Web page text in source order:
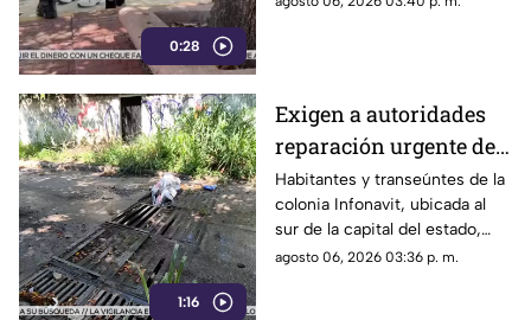
0:28
1:16
Exigen a autoridades
reparación urgente de
alcantarilla en la
colonia Infonavit de
Chilpancingo
Habitantes y transeúntes de la
colonia Infonavit, ubicada al
sur de la capital del estado,
denunciaron la falta de
agosto 06, 2026 03:36 p. m.